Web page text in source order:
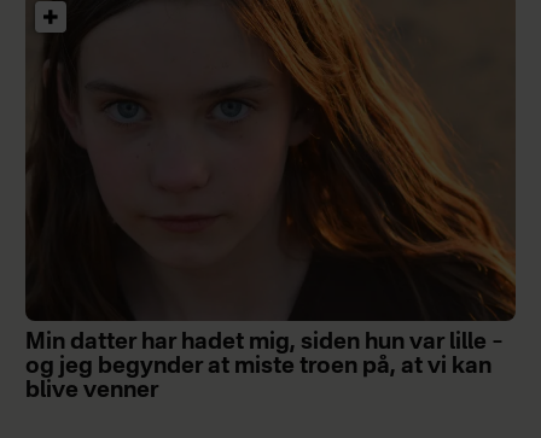
Min datter har hadet mig, siden hun var lille –
og jeg begynder at miste troen på, at vi kan
blive venner